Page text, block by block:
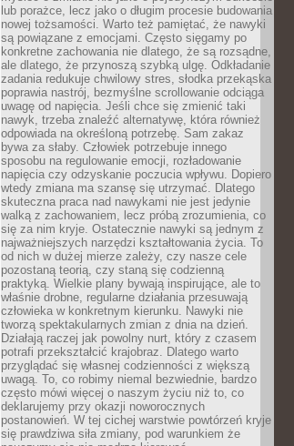
lub porażce, lecz jako o długim procesie budowania
nowej tożsamości. Warto też pamiętać, że nawyki
są powiązane z emocjami. Często sięgamy po
konkretne zachowania nie dlatego, że są rozsądne,
ale dlatego, że przynoszą szybką ulgę. Odkładanie
zadania redukuje chwilowy stres, słodka przekąska
poprawia nastrój, bezmyślne scrollowanie odciąga
uwagę od napięcia. Jeśli chce się zmienić taki
nawyk, trzeba znaleźć alternatywę, która również
odpowiada na określoną potrzebę. Sam zakaz
bywa za słaby. Człowiek potrzebuje innego
sposobu na regulowanie emocji, rozładowanie
napięcia czy odzyskanie poczucia wpływu. Dopiero
wtedy zmiana ma szansę się utrzymać. Dlatego
skuteczna praca nad nawykami nie jest jedynie
walką z zachowaniem, lecz próbą zrozumienia, co
się za nim kryje. Ostatecznie nawyki są jednym z
najważniejszych narzędzi kształtowania życia. To
od nich w dużej mierze zależy, czy nasze cele
pozostaną teorią, czy staną się codzienną
praktyką. Wielkie plany bywają inspirujące, ale to
właśnie drobne, regularne działania przesuwają
człowieka w konkretnym kierunku. Nawyki nie
tworzą spektakularnych zmian z dnia na dzień.
Działają raczej jak powolny nurt, który z czasem
potrafi przekształcić krajobraz. Dlatego warto
przyglądać się własnej codzienności z większą
uwagą. To, co robimy niemal bezwiednie, bardzo
często mówi więcej o naszym życiu niż to, co
deklarujemy przy okazji noworocznych
postanowień. W tej cichej warstwie powtórzeń kryje
się prawdziwa siła zmiany, pod warunkiem że